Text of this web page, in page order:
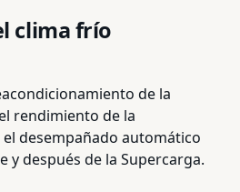
clima frío
de la
rendimiento de la
desempañado automático
y después de la Supercarga.